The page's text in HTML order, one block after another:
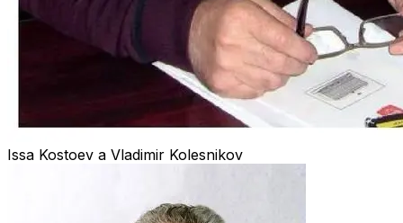
Issa Kostoev a Vladimir Kolesnikov